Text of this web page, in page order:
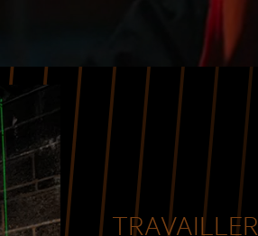
TRAVAILLER